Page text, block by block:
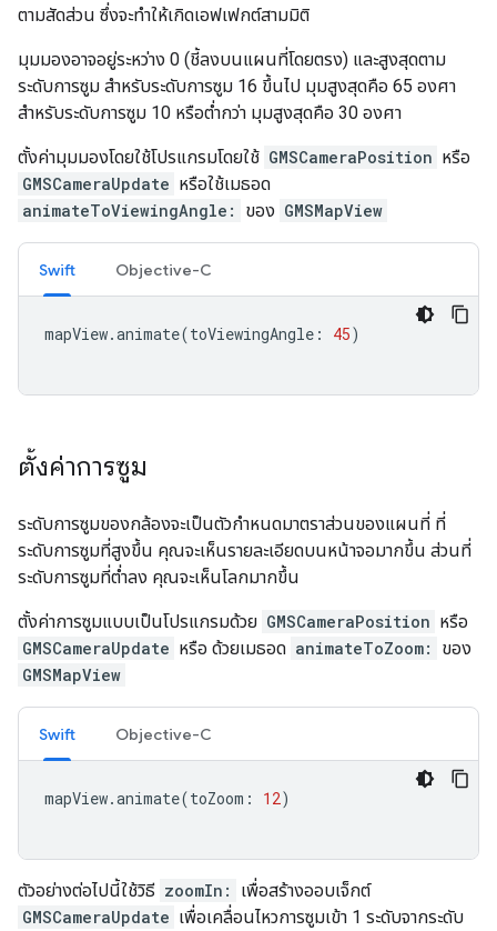
ตามสัดส่วน ซึ่งจะทำให้เกิดเอฟเฟกต์สามมิติ
มุมมองอาจอยู่ระหว่าง 0 (ชี้ลงบนแผนที่โดยตรง) และสูงสุดตาม
ระดับการซูม สำหรับระดับการซูม 16 ขึ้นไป มุมสูงสุดคือ 65 องศา
สำหรับระดับการซูม 10 หรือต่ำกว่า มุมสูงสุดคือ 30 องศา
ตั้งค่ามุมมองโดยใช้โปรแกรมโดยใช้ GMSCameraPosition หรือ
GMSCameraUpdate หรือใช้เมธอด
animateToViewingAngle:
ของ GMSMapView
Swift Objective-C
mapView.animate(toViewingAngle : 45)
ตั้งค่าการซูม
ระดับการซูมของกล้องจะเป็นตัวกำหนดมาตราส่วนของแผนที่ ที่
ระดับการซูมที่สูงขึ้น คุณจะเห็นรายละเอียดบนหน้าจอมากขึ้น ส่วนที่
ระดับการซูมที่ต่ำลง คุณจะเห็นโลกมากขึ้น
ตั้งค่าการซูมแบบเป็นโปรแกรมด้วย GMSCameraPosition หรือ
GMSCameraUpdate หรือ ด้วยเมธอด animateToZoom:
ของ
GMSMapView
Swift Objective-C
mapView.animate(toZoom : 12)
ตัวอย่างต่อไปนี้ใช้วิธี zoomIn:
เพื่อสร้างออบเจ็กต์
GMSCameraUpdate เพื่อเคลื่อนไหวการซูมเข้า 1 ระดับจากระดับ